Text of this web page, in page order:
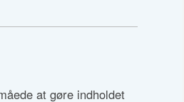
at gøre indholdet